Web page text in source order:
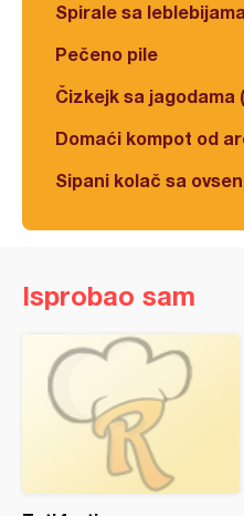
Spirale sa leblebijama
Pečeno pile
Čizkejk sa jagodama
Domaći kompot od
Sipani kolač sa
Isprobao sam